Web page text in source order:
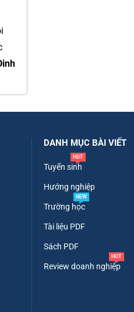
DANH MỤC BÀI VIẾT
Tuyển sinh
HOT
Hướng nghiệp
Trường học
NEW
Tài liệu PDF
Sách PDF
Review doanh nghiệp
HOT